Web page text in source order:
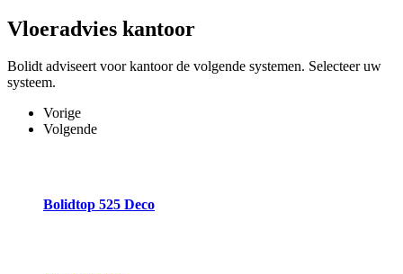
Vloeradvies kantoor
Bolidt adviseert voor kantoor de volgende systemen. Selecteer uw
systeem.
Vorige
Volgende
Bolidtop 525 Deco